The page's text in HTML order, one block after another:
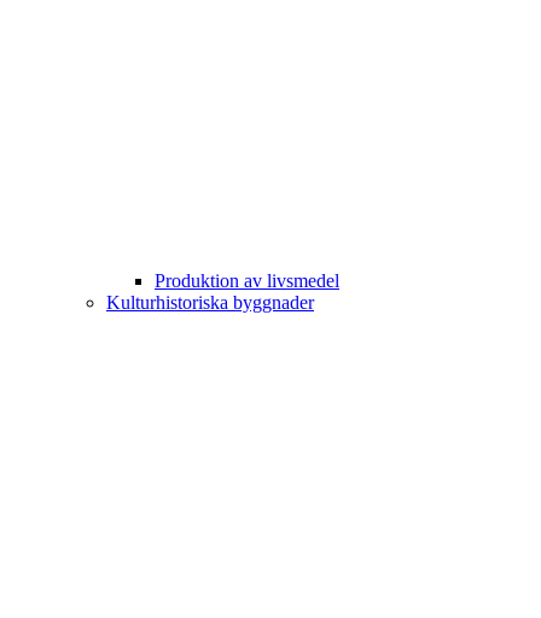
Produktion av livsmedel
Kulturhistoriska byggnader